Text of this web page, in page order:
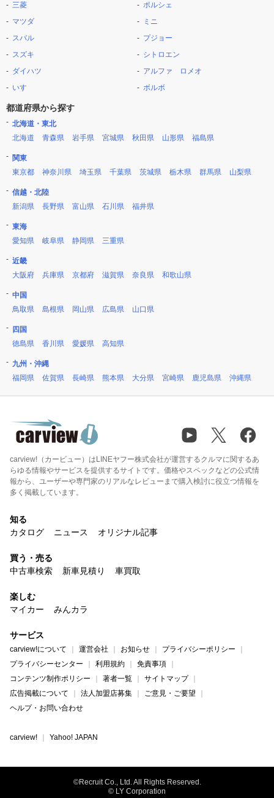
三菱
マツダ
スバル
スズキ
ダイハツ
いすゞ
ポルシェ
ミニ
プジョー
シトロエン
アルファ ロメオ
ボルボ
都道府県から探す
北海道・東北
北海道
青森県 岩手県 宮城県 秋田県 山形県 福島県
関東
東京都
神奈川県 埼玉県 千葉県 茨城県 栃木県 群馬県 山梨県
信越・北陸
新潟県
長野県 富山県 石川県 福井県
東海
愛知県
岐阜県 静岡県 三重県
近畿
大阪府
兵庫県 京都府 滋賀県 奈良県 和歌山県
中国
鳥取県
島根県 岡山県 広島県 山口県
四国
徳島県
香川県 愛媛県 高知県
九州・沖縄
福岡県
佐賀県 長崎県 熊本県 大分県 宮崎県 鹿児島県 沖縄県
carview!（カービュー）はLINEヤフー株式会社が運営するクルマに関するあ
らゆる情報やサービスを提供するサイトです。価格やスペックなどの公式情
報から、ユーザーや専門家のリアルなレビューまで購入検討に役立つ情報を
多く掲載しています。
知る
カタログ
ニュース オリジナル記事
買う・売る
中古車検索
新車見積り 車買取
楽しむ
マイカー
みんカラ
サービス
carview!について 運営会社 お知らせ
プライバシーポリシー
プライバシーセンター
利用規約
免責事項
コンテンツ制作ポリシー
著者一覧
サイトマップ
広告掲載について
法人加盟店募集
ご意見・ご要望
ヘルプ・お問い合わせ
carview! Yahoo! JAPAN
©Recruit Co., Ltd. All Rights Reserved.
© LY Corporation